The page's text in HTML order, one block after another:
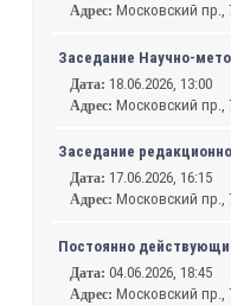
Адрес: Московский пр.,
Заседание Научно-
Дата: 18.06.2026, 13:00
Адрес: Московский пр.,
Заседание
Дата: 17.06.2026, 16:15
Адрес: Московский пр.,
Постоянно
Дата:04.06.2026, 18:45
Адрес: Московский пр.,